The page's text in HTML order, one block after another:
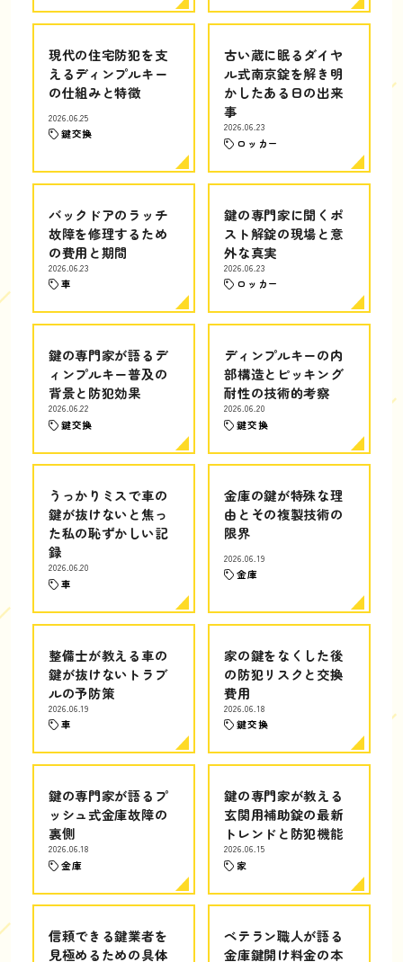
現代の住宅防犯を支
えるディンプルキー
の仕組みと特徴
2026.06.25
鍵交換
古い蔵に眠るダイヤ
ル式南京錠を解き明
かしたある日の出来
事
2026.06.23
ロッカー
バックドアのラッチ
故障を修理するため
の費用と期間
2026.06.23
車
鍵の専門家に聞くポ
スト解錠の現場と意
外な真実
2026.06.23
ロッカー
鍵の専門家が語るデ
ィンプルキー普及の
背景と防犯効果
2026.06.22
鍵交換
ディンプルキーの内
部構造とピッキング
耐性の技術的考察
2026.06.20
鍵交換
うっかりミスで車の
鍵が抜けないと焦っ
た私の恥ずかしい記
録
2026.06.20
車
金庫の鍵が特殊な理
由とその複製技術の
限界
2026.06.19
金庫
整備士が教える車の
鍵が抜けないトラブ
ルの予防策
2026.06.19
車
家の鍵をなくした後
の防犯リスクと交換
費用
2026.06.18
鍵交換
鍵の専門家が語るプ
ッシュ式金庫故障の
裏側
2026.06.18
金庫
鍵の専門家が教える
玄関用補助錠の最新
トレンドと防犯機能
2026.06.15
家
信頼できる鍵業者を
見極めるための具体
ベテラン職人が語る
金庫鍵開け料金の本